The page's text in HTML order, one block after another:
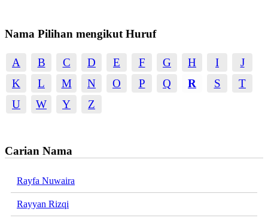
Nama Pilihan mengikut Huruf
A B C D E F G H I
J
K
L M N O P Q R S
T
U
W Y Z
Carian Nama
Rayfa Nuwaira
Rayyan Rizqi